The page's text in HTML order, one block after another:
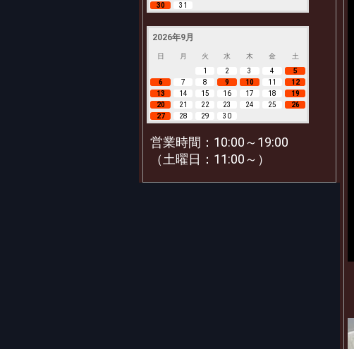
30
31
2026年9月
日 月 火 水 木 金
土
1
2 3 4
5
6
7 8 9 10 11
12
13
14 15 16 17 18
19
20
21 22 23 24 25
26
27
28 29 30
営業時間：10:00～19:00
（土曜日：11:00～）